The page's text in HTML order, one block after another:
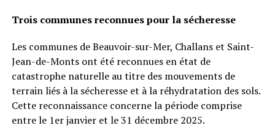
Trois communes reconnues pour la sécheresse
Les communes de Beauvoir-sur-Mer, Challans et Saint-
Jean-de-Monts ont été reconnues en état de
catastrophe naturelle au titre des mouvements de
terrain liés à la sécheresse et à la réhydratation des sols.
Cette reconnaissance concerne la période comprise
entre le 1er janvier et le 31 décembre 2025.